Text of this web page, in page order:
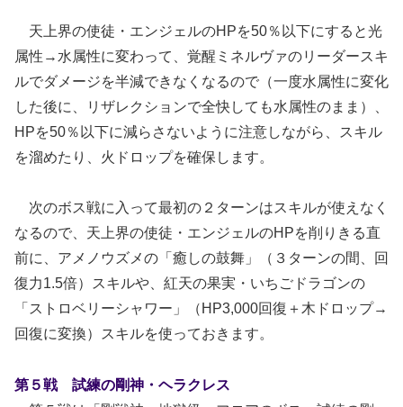
天上界の使徒・エンジェルのHPを50％以下にすると光
属性→水属性に変わって、覚醒ミネルヴァのリーダースキ
ルでダメージを半減できなくなるので（一度水属性に変化
した後に、リザレクションで全快しても水属性のまま）、
HPを50％以下に減らさないように注意しながら、スキル
を溜めたり、火ドロップを確保します。
次のボス戦に入って最初の２ターンはスキルが使えなく
なるので、天上界の使徒・エンジェルのHPを削りきる直
前に、アメノウズメの「癒しの鼓舞」（３ターンの間、回
復力1.5倍）スキルや、紅天の果実・いちごドラゴンの
「ストロベリーシャワー」（HP3,000回復＋木ドロップ→
回復に変換）スキルを使っておきます。
第５戦 試練の剛神・ヘラクレス